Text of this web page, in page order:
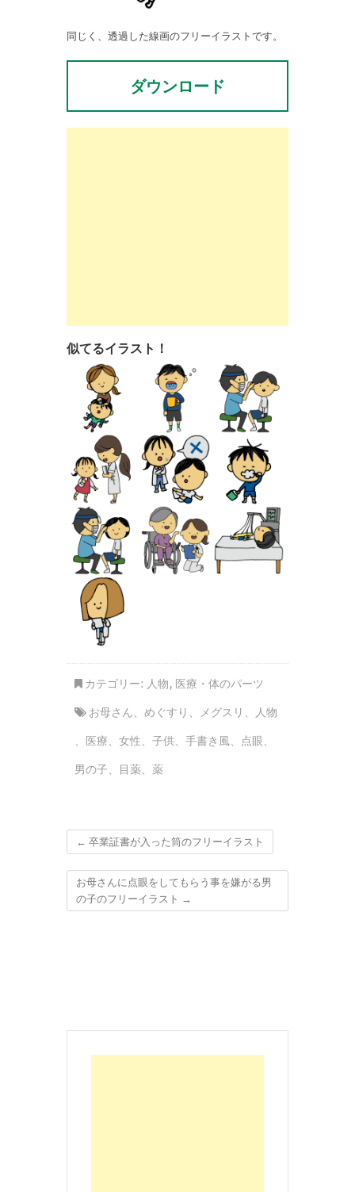
同じく、透過した線画のフリーイラストです。
ダウンロード
似てるイラスト！
カテゴリー: 人物, 医療・体のパーツ
お母さん、 めぐすり 、 メグスリ 、
人物
、 医療、 女性、 子供、 手書き風、 点眼、
男の子、 目薬、 薬
← 卒業証書が入った筒のフリーイラスト
お母さんに点眼をしてもらう事を嫌がる男
の子のフリーイラスト →